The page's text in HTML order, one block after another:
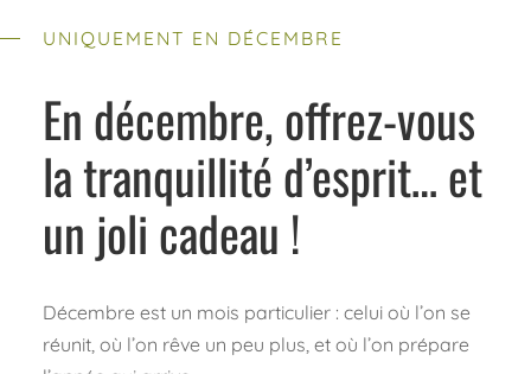
UNIQUEMENT EN DÉCEMBRE
En décembre, offrez-vous
la tranquillité d’esprit… et
un joli cadeau !
Décembre est un mois particulier : celui où l’on se
réunit, où l’on rêve un peu plus, et où l’on prépare